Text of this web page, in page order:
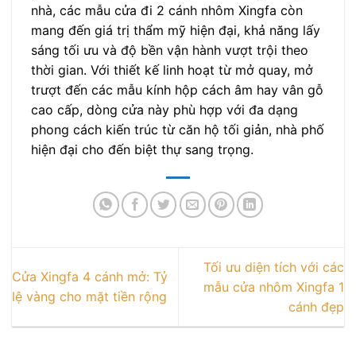
nhà, các mẫu cửa đi 2 cánh nhôm Xingfa còn
mang đến giá trị thẩm mỹ hiện đại, khả năng lấy
sáng tối ưu và độ bền vận hành vượt trội theo
thời gian. Với thiết kế linh hoạt từ mở quay, mở
trượt đến các mẫu kính hộp cách âm hay vân gỗ
cao cấp, dòng cửa này phù hợp với đa dạng
phong cách kiến trúc từ căn hộ tối giản, nhà phố
hiện đại cho đến biệt thự sang trọng.
Cửa Xingfa 4 cánh mở: Tỷ
lệ vàng cho mặt tiền rộng
Tối ưu diện tích với các
mẫu cửa nhôm Xingfa 1
cánh đẹp